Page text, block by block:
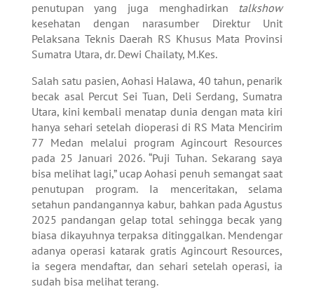
penutupan yang juga menghadirkan talkshow
kesehatan dengan narasumber Direktur Unit
Pelaksana Teknis Daerah RS Khusus Mata Provinsi
Sumatra Utara, dr. Dewi Chailaty, M.Kes.
Salah satu pasien, Aohasi Halawa, 40 tahun, penarik
becak asal Percut Sei Tuan, Deli Serdang, Sumatra
Utara, kini kembali menatap dunia dengan mata kiri
hanya sehari setelah dioperasi di RS Mata Mencirim
77 Medan melalui program Agincourt Resources
pada 25 Januari 2026. “Puji Tuhan. Sekarang saya
bisa melihat lagi,” ucap Aohasi penuh semangat saat
penutupan program. Ia menceritakan, selama
setahun pandangannya kabur, bahkan pada Agustus
2025 pandangan gelap total sehingga becak yang
biasa dikayuhnya terpaksa ditinggalkan. Mendengar
adanya operasi katarak gratis Agincourt Resources,
ia segera mendaftar, dan sehari setelah operasi, ia
sudah bisa melihat terang.